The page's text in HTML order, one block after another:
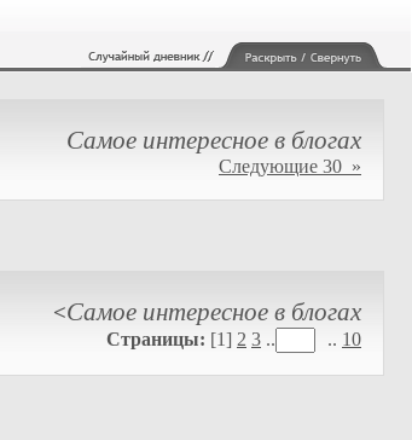
Самое интересное в блогах
Следующие 30 »
<Самое интересное в блогах
Страницы: [1] 2 3 .. .. 10